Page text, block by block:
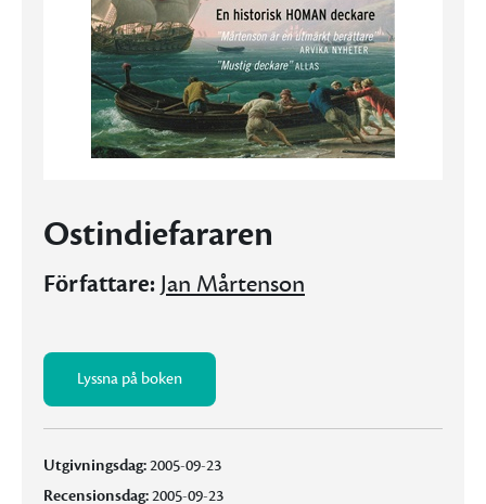
Ostindiefararen
Författare: Jan Mårtenson
Lyssna på boken
Utgivningsdag:2005-09-23
Recensionsdag:2005-09-23